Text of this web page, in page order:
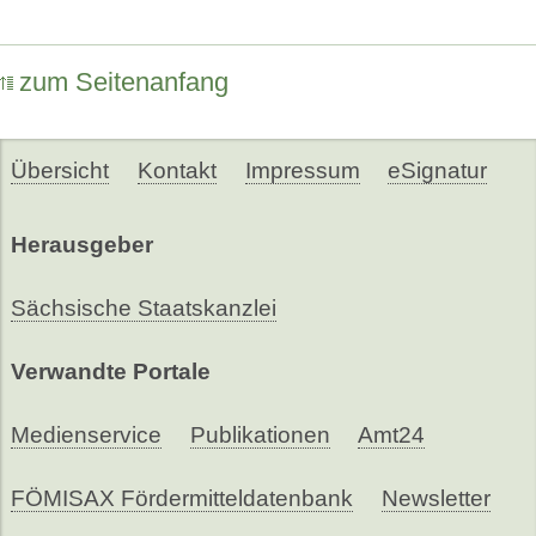
zum Seitenanfang
Übersicht Kontakt Impressum eSignatur
Herausgeber
Sächsische Staatskanzlei
Verwandte Portale
Medienservice Publikationen Amt24
FÖMISAX Fördermitteldatenbank Newsletter